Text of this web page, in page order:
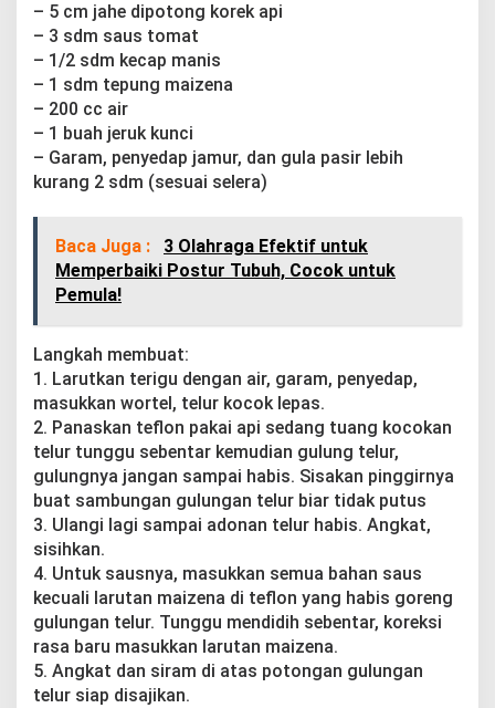
– 5 cm jahe dipotong korek api
– 3 sdm saus tomat
– 1/2 sdm kecap manis
– 1 sdm tepung maizena
– 200 cc air
– 1 buah jeruk kunci
– Garam, penyedap jamur, dan gula pasir lebih
kurang 2 sdm (sesuai selera)
Baca Juga :
3 Olahraga Efektif untuk
Memperbaiki Postur Tubuh, Cocok untuk
Pemula!
Langkah membuat:
1. Larutkan terigu dengan air, garam, penyedap,
masukkan wortel, telur kocok lepas.
2. Panaskan teflon pakai api sedang tuang kocokan
telur tunggu sebentar kemudian gulung telur,
gulungnya jangan sampai habis. Sisakan pinggirnya
buat sambungan gulungan telur biar tidak putus
3. Ulangi lagi sampai adonan telur habis. Angkat,
sisihkan.
4. Untuk sausnya, masukkan semua bahan saus
kecuali larutan maizena di teflon yang habis goreng
gulungan telur. Tunggu mendidih sebentar, koreksi
rasa baru masukkan larutan maizena.
5. Angkat dan siram di atas potongan gulungan
telur siap disajikan.